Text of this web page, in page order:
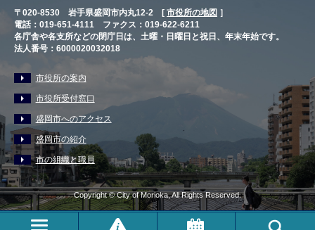
〒020-8530 岩手県盛岡市内丸12-2 [ 市役所の地図 ］
電話：019-651-4111 ファクス：019-622-6211
各庁舎や各支所などの閉庁日は、土曜・日曜日と祝日、年末年始です。
法人番号：6000020032018
市役所の案内
市役所受付窓口
盛岡市へのアクセス
盛岡市の紹介
市の組織と職員
Copyright © City of Morioka, All Rights Reserved.